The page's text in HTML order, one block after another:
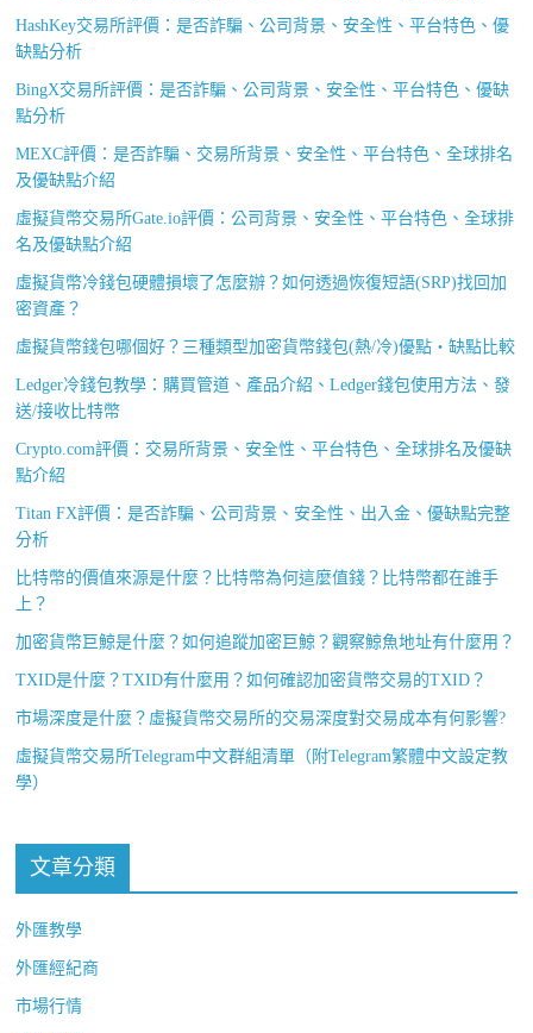
HashKey交易所評價：是否詐騙、公司背景、安全性、平台特色、優
缺點分析
BingX交易所評價：是否詐騙、公司背景、安全性、平台特色、優缺
點分析
MEXC評價：是否詐騙、交易所背景、安全性、平台特色、全球排名
及優缺點介紹
虛擬貨幣交易所Gate.io評價：公司背景、安全性、平台特色、全球排
名及優缺點介紹
虛擬貨幣冷錢包硬體損壞了怎麼辦？如何透過恢復短語(SRP)找回加
密資產？
虛擬貨幣錢包哪個好？三種類型加密貨幣錢包(熱/冷)優點・缺點比較
Ledger冷錢包教學：購買管道、產品介紹、Ledger錢包使用方法、發
送/接收比特幣
Crypto.com評價：交易所背景、安全性、平台特色、全球排名及優缺
點介紹
Titan FX評價：是否詐騙、公司背景、安全性、出入金、優缺點完整
分析
比特幣的價值來源是什麼？比特幣為何這麼值錢？比特幣都在誰手
上？
加密貨幣巨鯨是什麼？如何追蹤加密巨鯨？觀察鯨魚地址有什麼用？
TXID是什麼？TXID有什麼用？如何確認加密貨幣交易的TXID？
市場深度是什麼？虛擬貨幣交易所的交易深度對交易成本有何影響?
虛擬貨幣交易所Telegram中文群組清單（附Telegram繁體中文設定教
學）
文章分類
外匯教學
外匯經紀商
市場行情